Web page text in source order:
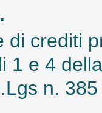
di crediti
1 e 4
n.